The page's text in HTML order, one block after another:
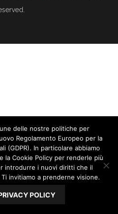
Planner: E Se
,WEDDING MARKETING
e se devo partire da zero?
delle nostre politiche per
Regolamento Europeo per la
(GDPR). In particolare abbiamo
la Cookie Policy per renderle più
introdurre i nuovi diritti che il
invitiamo a prenderne visione.
POLICY